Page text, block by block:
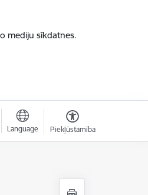
mediju sīkdatnes.
Language Piekļūstamība